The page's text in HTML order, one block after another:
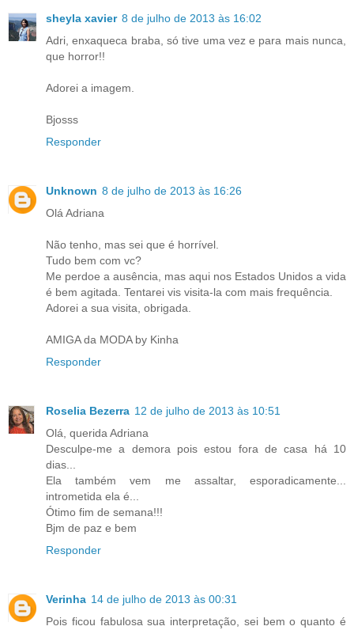
sheyla xavier 8 de julho de 2013 às 16:02
Adri, enxaqueca braba, só tive uma vez e para mais nunca,
que horror!!
Adorei a imagem.
Bjosss
Responder
Unknown 8 de julho de 2013 às 16:26
Olá Adriana
Não tenho, mas sei que é horrível.
Tudo bem com vc?
Me perdoe a ausência, mas aqui nos Estados Unidos a vida
é bem agitada. Tentarei vis visita-la com mais frequência.
Adorei a sua visita, obrigada.
AMIGA da MODA by Kinha
Responder
Roselia Bezerra 12 de julho de 2013 às 10:51
Olá, querida Adriana
Desculpe-me a demora pois estou fora de casa há 10
dias...
Ela também vem me assaltar, esporadicamente...
intrometida ela é...
Ótimo fim de semana!!!
Bjm de paz e bem
Responder
Verinha 14 de julho de 2013 às 00:31
Pois ficou fabulosa sua interpretação, sei bem o quanto é